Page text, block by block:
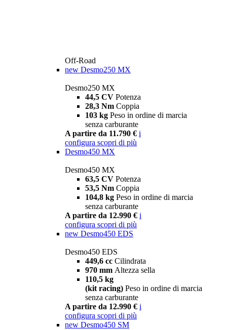
Off-Road
new Desmo250 MX
Desmo250 MX
44,5 CV Potenza
28,3 Nm Coppia
103 kg Peso in ordine di marcia
senza carburante
A partire da 11.790 € i
configura scopri di più
Desmo450 MX
Desmo450 MX
63,5 CV Potenza
53,5 Nm Coppia
104,8 kg Peso in ordine di marcia
senza carburante
A partire da 12.990 € i
configura scopri di più
new Desmo450 EDS
Desmo450 EDS
449,6 cc Cilindrata
970 mm Altezza sella
110,5 kg
(kit racing) Peso in ordine di marcia
senza carburante
A partire da 12.990 € i
configura scopri di più
new Desmo450 SM